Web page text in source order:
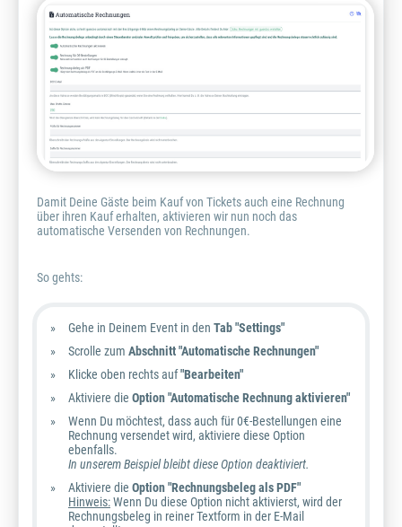
Damit Deine Gäste beim Kauf von Tickets auch eine Rechnung
über ihren Kauf erhalten, aktivieren wir nun noch das
automatische Versenden von Rechnungen.
So gehts:
Gehe in Deinem Event in den Tab "Settings"
Scrolle zum Abschnitt "Automatische Rechnungen"
Klicke oben rechts auf"Bearbeiten"
Aktiviere die Option "Automatische Rechnung aktivieren"
Wenn Du möchtest, dass auch für 0€-Bestellungen eine
Rechnung versendet wird, aktiviere diese Option
ebenfalls.
In unserem Beispiel bleibt diese Option deaktiviert.
Aktiviere die Option "Rechnungsbeleg als PDF"
Hinweis:Wenn Du diese Option nicht aktivierst, wird der
Rechnungsbeleg in reiner Textform in der E-Mail